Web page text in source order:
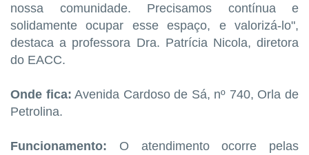
nossa comunidade. Precisamos contínua e
solidamente ocupar esse espaço, e valorizá-lo",
destaca a professora Dra. Patrícia Nicola, diretora
do EACC.
Onde fica: Avenida Cardoso de Sá, nº 740, Orla de
Petrolina.
Funcionamento: O atendimento ocorre pelas